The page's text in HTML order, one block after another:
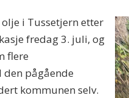
i Tussetjern etter
fredag 3. juli, og
flere
pågående
kommunen selv.